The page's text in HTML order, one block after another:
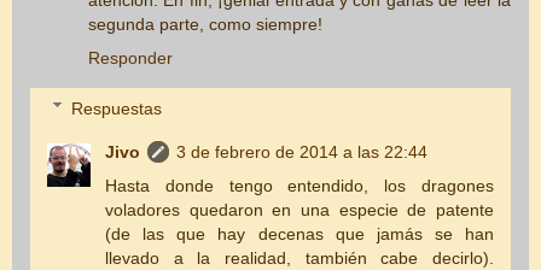
segunda parte, como siempre!
Responder
Respuestas
Jivo
3 de febrero de 2014 a las 22:44
Hasta donde tengo entendido, los dragones
voladores quedaron en una especie de patente
(de las que hay decenas que jamás se han
llevado a la realidad, también cabe decirlo).